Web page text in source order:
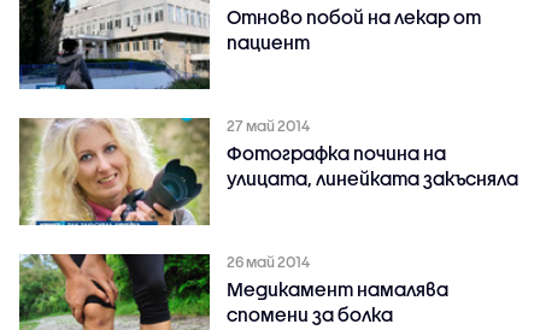
Отново побой на лекар от
пациент
27 май 2014
Фотографка почина на
улицата, линейката закъсняла
26 май 2014
Медикамент намалява
спомени за болка